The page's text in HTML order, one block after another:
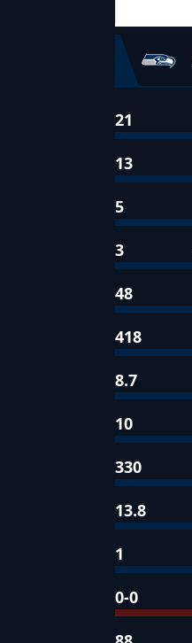
21
13
5
3
48
418
8.7
10
330
13.8
1
0-0